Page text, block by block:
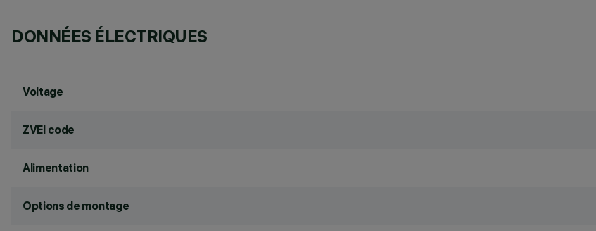
DONNÉES ÉLECTRIQUES
Voltage
ZVEI code
Alimentation
Options de montage